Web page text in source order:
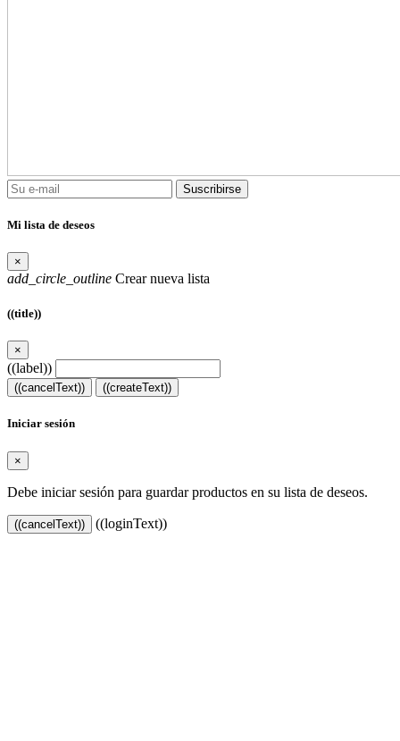
Suscribirse
Mi lista de deseos
×
add_circle_outline Crear nueva lista
((title))
×
((label))
((cancelText)) ((createText))
Iniciar sesión
×
Debe iniciar sesión para guardar productos en su lista de deseos.
((cancelText)) ((loginText))